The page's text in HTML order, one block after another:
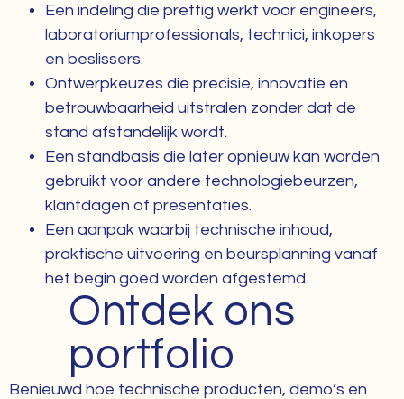
Een indeling die prettig werkt voor engineers,
laboratoriumprofessionals, technici, inkopers
en beslissers.
Ontwerpkeuzes die precisie, innovatie en
betrouwbaarheid uitstralen zonder dat de
stand afstandelijk wordt.
Een standbasis die later opnieuw kan worden
gebruikt voor andere technologiebeurzen,
klantdagen of presentaties.
Een aanpak waarbij technische inhoud,
praktische uitvoering en beursplanning vanaf
het begin goed worden afgestemd.
Ontdek ons
portfolio
Benieuwd hoe technische producten, demo’s en